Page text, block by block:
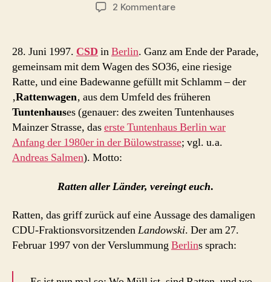
2 Kommentarezu
Schlammbad
schwule
Punks
protestieren
beim
Berliner
CSD
28. Juni 1997. CSD inBerlin. Ganz am Ende der Parade,
gemeinsam mit dem Wagen des SO36, eine riesige
Ratte, und eine Badewanne gefüllt mit Schlamm – der
‚Rattenwagen‚ aus dem Umfeld des früheren
Tuntenhauses (genauer: des zweiten Tuntenhauses
Mainzer Strasse, daserste Tuntenhaus Berlin war
Anfang der 1980er in der Bülowstrasse; vgl. u.a.
Andreas Salmen). Motto:
Ratten aller Länder, vereingt euch.
Ratten, das griff zurück auf eine Aussage des damaligen
CDU-FraktionsvorsitzendenLandowski. Der am 27.
Februar 1997 von der VerslummungBerlins sprach: